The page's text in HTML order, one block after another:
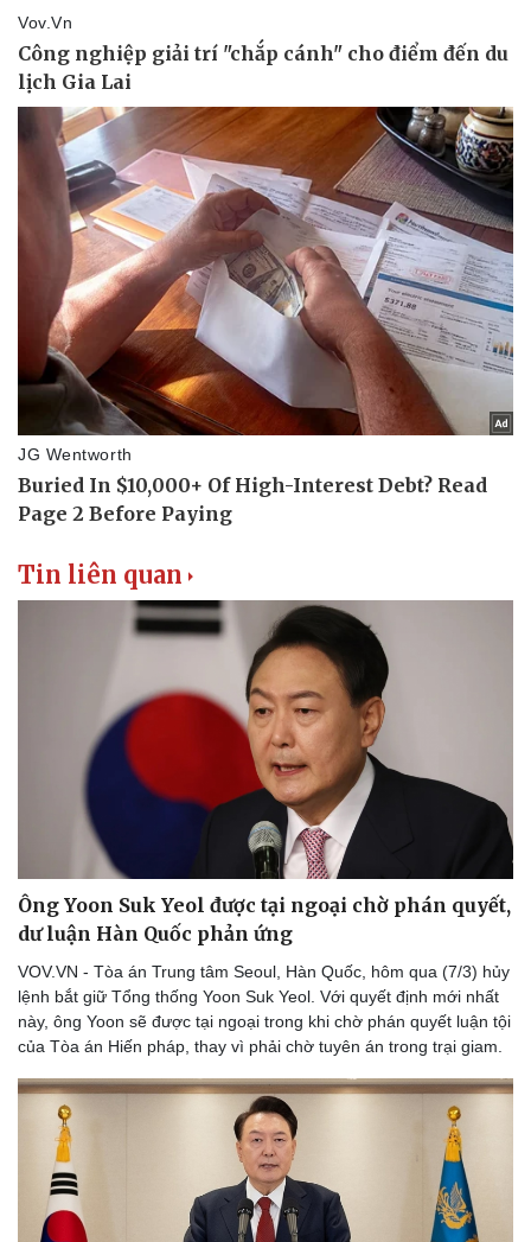
Sức khỏe
Dinh dưỡng - món ngon
Cây thuốc
Sản phụ khoa
Nhi khoa
Nam khoa
Làm đẹp - giảm cân
Phòng mạch online
Ăn sạch sống khỏe
Đời sống
Blog
Tình yêu - Gia đình
Sân khấu - Điện ảnh
Văn học
Âm nhạc
Di sản
Giải trí
Nghệ sĩ
Thời trang
Sao Việt
Tin liên quan
Ông Yoon Suk Yeol được tại ngoại chờ phán quyết,
dư luận Hàn Quốc phản ứng
VOV.VN - Tòa án Trung tâm Seoul, Hàn Quốc, hôm qua (7/3) hủy
lệnh bắt giữ Tổng thống Yoon Suk Yeol. Với quyết định mới nhất
này, ông Yoon sẽ được tại ngoại trong khi chờ phán quyết luận tội
của Tòa án Hiến pháp, thay vì phải chờ tuyên án trong trại giam.